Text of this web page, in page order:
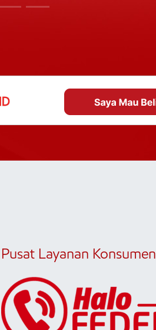
Pusat Layanan Konsumen